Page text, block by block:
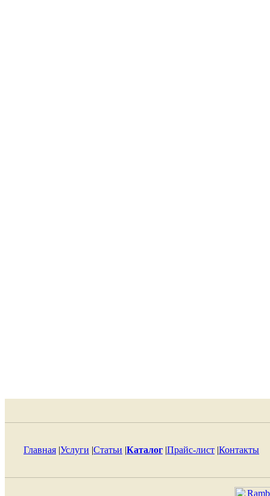
Главная |Услуги |Статьи |Каталог |Прайс-лист |Контакты